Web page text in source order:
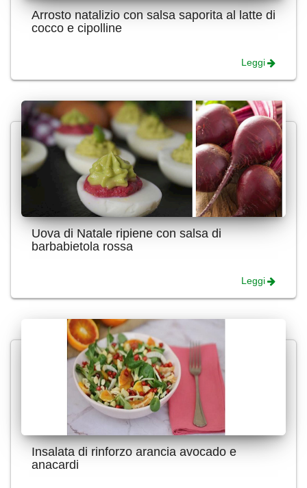
Arrosto natalizio con salsa saporita al latte di
cocco e cipolline
Leggi
Uova di Natale ripiene con salsa di
barbabietola rossa
Leggi
Insalata di rinforzo arancia avocado e
anacardi